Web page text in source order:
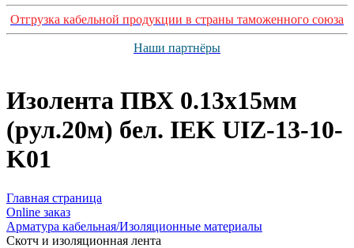
Отгрузка кабельной продукции в страны таможенного союза
Наши партнёры
Изолента ПВХ 0.13х15мм
(рул.20м) бел. IEK UIZ-13-10-
K01
Главная страница
Оnline заказ
Арматура кабельная/Изоляционные материалы
Скотч и изоляционная лента